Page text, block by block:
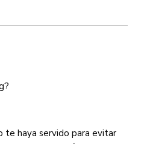
te haya servido para evitar